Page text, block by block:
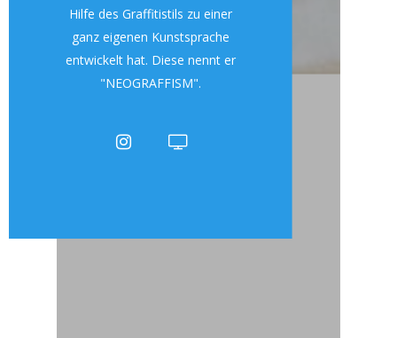
Hilfe des Graffitistils zu einer
ganz eigenen Kunstsprache
entwickelt hat. Diese nennt er
"NEOGRAFFISM".